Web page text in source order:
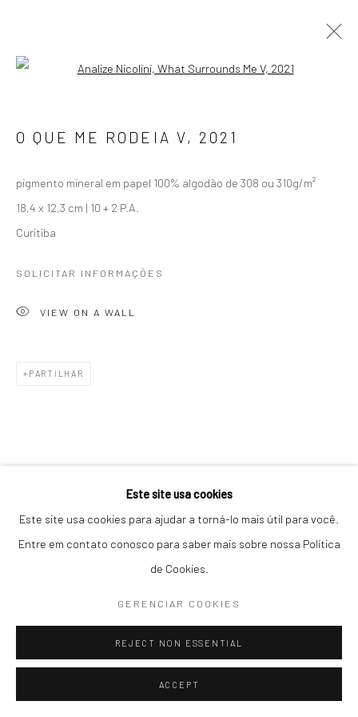
Gerenciar cookies
COPYRIGHT © 2026 ANALIZE NICOLINI
SITE PRODUZIDO POR ARTLOGIC
Este site usa cookies
Este site usa cookies para ajudar a torná-lo mais útil para você.
Entre em contato conosco para saber mais sobre nossa Política
de Cookies.
GERENCIAR COOKIES
REJECT NON ESSENTIAL
ACCEPT
O QUE ME RODEIA V, 2021
pigmento mineral em papel 100% algodão de 308 ou 310g/m²
18,4 x 12,3 cm | 10 + 2 P.A.
Curitiba
SOLICITAR INFORMAÇÕES
VIEW ON A WALL
PARTILHAR